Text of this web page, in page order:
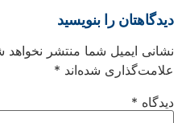
دیدگاهتان را بنویسید
نشانی ایمیل شما منتشر نخواهد
علامت‌گذاری شده‌اند *
دیدگاه *